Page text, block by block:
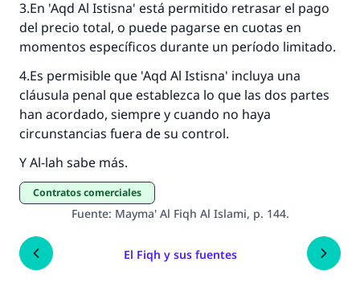
3.En 'Aqd Al Istisna' está permitido retrasar el pago
del precio total, o puede pagarse en cuotas en
momentos específicos durante un período limitado.
4.Es permisible que 'Aqd Al Istisna' incluya una
cláusula penal que establezca lo que las dos partes
han acordado, siempre y cuando no haya
circunstancias fuera de su control.
Y Al-lah sabe más.
Contratos comerciales
Fuente: Mayma' Al Fiqh Al Islami, p. 144.
El Fiqh y sus fuentes
"Una persona que orienta a otros a hacer el
bien obtendrá la misma recompensa que
aquellos que lo realicen."
(MUSLIM, 1893)
Contribuir